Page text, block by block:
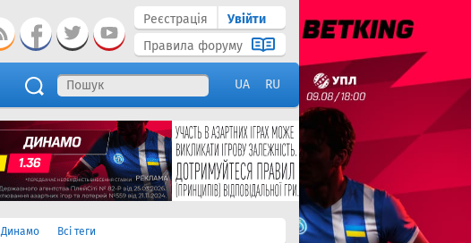
Реєстрація
Увійти
Правила форуму
UA RU
Динамо Всі теги